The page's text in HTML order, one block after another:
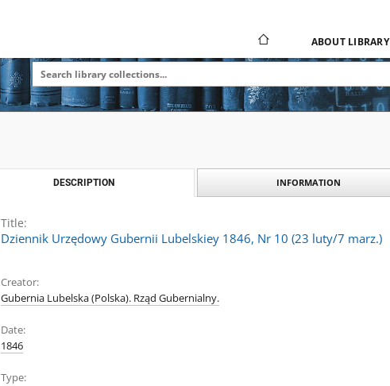
ABOUT LIBRARY
DESCRIPTION INFORMATION
Title:
Dziennik Urzędowy Gubernii Lubelskiey 1846, Nr 10 (23 luty/7 marz.)
Creator:
Gubernia Lubelska (Polska). Rząd Gubernialny.
Date:
1846
Type: